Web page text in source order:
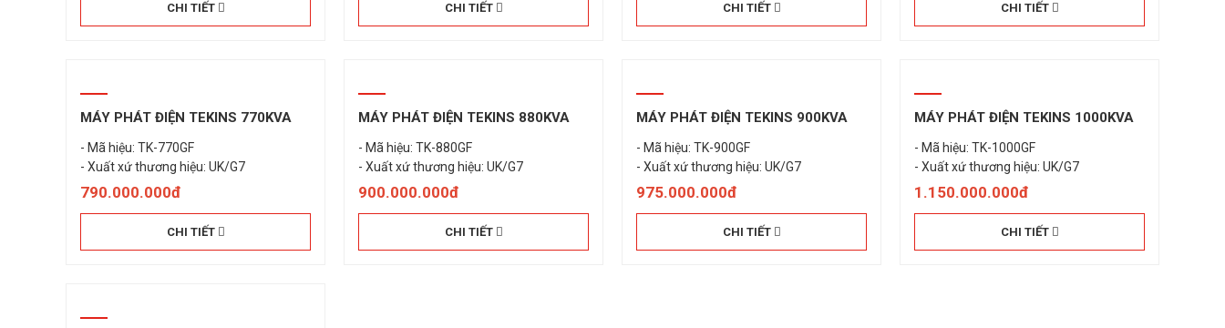
CHI TIẾT CHI TIẾT CHI TIẾT CHI TIẾT
MÁY PHÁT ĐIỆN TEKINS 770KVA
- Mã hiệu: TK-770GF
- Xuất xứ thương hiệu: UK/G7
790.000.000đ
CHI TIẾT
MÁY PHÁT ĐIỆN TEKINS 880KVA
- Mã hiệu: TK-880GF
- Xuất xứ thương hiệu: UK/G7
900.000.000đ
CHI TIẾT
MÁY PHÁT ĐIỆN TEKINS 900KVA
- Mã hiệu: TK-900GF
- Xuất xứ thương hiệu: UK/G7
975.000.000đ
CHI TIẾT
MÁY PHÁT ĐIỆN TEKINS 1000KVA
- Mã hiệu: TK-1000GF
- Xuất xứ thương hiệu: UK/G7
1.150.000.000đ
CHI TIẾT